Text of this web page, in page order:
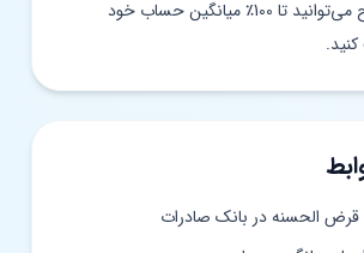
است. در این طرح می‌توانید تا 100٪ میانگین حساب خود
قرض الحسنه در بانک صادرات